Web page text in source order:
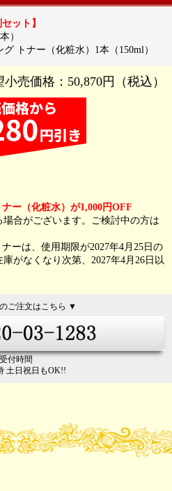
ット】
）
トナー（化粧水）1本（150ml）
小売価格：50,870円（税込）
ー（化粧水）が1,000円OFF
合がございます。ご検討中の方は
ーは、使用期限が2027年4月25日の
がなくなり次第、2027年4月26日以
ご注文はこちら ▼
受付時間
土日祝日もOK!!